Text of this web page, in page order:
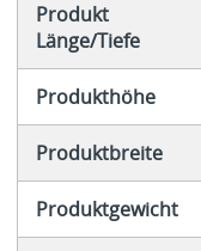
Produkt
Länge/Tiefe
Produkthöhe
Produktbreite
Produktgewicht